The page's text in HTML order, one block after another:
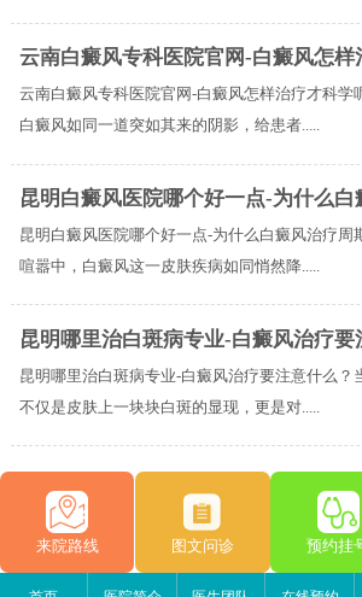
云南白癜风专科医院官网-白癜风怎样
云南白癜风专科医院官网-白癜风怎样治疗才科学
白癜风如同一道突如其来的阴影，给患者.....
昆明白癜风医院哪个好一点-为什么白
昆明白癜风医院哪个好一点-为什么白癜风治疗周
喧嚣中，白癜风这一皮肤疾病如同悄然降.....
昆明哪里治白斑病专业-白癜风治疗要
昆明哪里治白斑病专业-白癜风治疗要注意什么？
不仅是皮肤上一块块白斑的显现，更是对.....
来院路线 图文问诊 预约挂